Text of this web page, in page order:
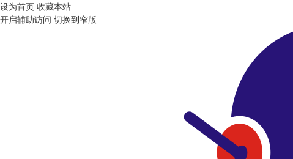
设为首页 收藏本站
开启辅助访问 切换到窄版